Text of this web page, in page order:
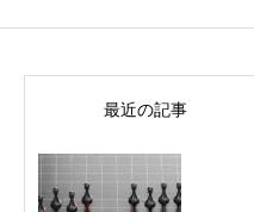
最近の記事